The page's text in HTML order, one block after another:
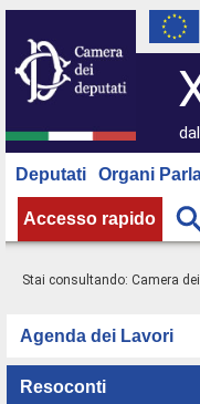
Deputati Organi
Accesso rapido
Stai consultando: Camera
Agenda dei Lavori
Resoconti